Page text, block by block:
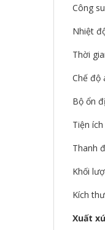
Công
Nhiệt
Thời
Chế độ
Bộ ổn
Tiện ích
Thanh
Khối
Kích
Xuất